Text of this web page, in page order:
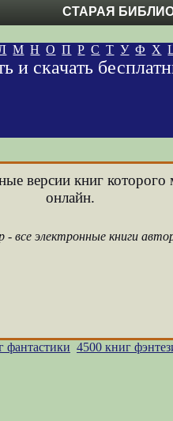
СТАРАЯ
М Н О П Р С Т У Ф Х
и скачать
версии книг которого
онлайн.
все электронные книги
фантастики 4500 книг